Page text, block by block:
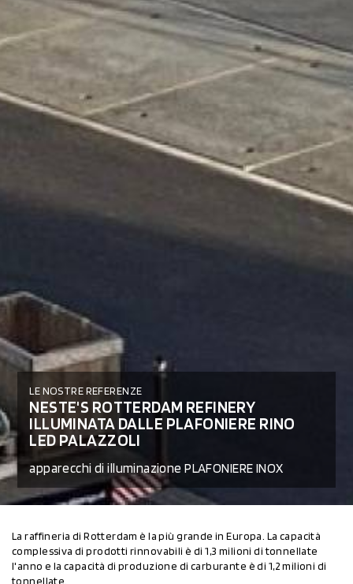
LE NOSTRE REFERENZE
NESTE'S ROTTERDAM REFINERY
ILLUMINATA DALLE PLAFONIERE RINO
LED PALAZZOLI
apparecchi di illuminazione PLAFONIERE INOX
La raffineria di Rotterdam è la più grande in Europa. La capacità
complessiva di prodotti rinnovabili è di 1,3 milioni di tonnellate
l'anno e la capacità di produzione di carburante è di 1,2 milioni di
tonnellate.